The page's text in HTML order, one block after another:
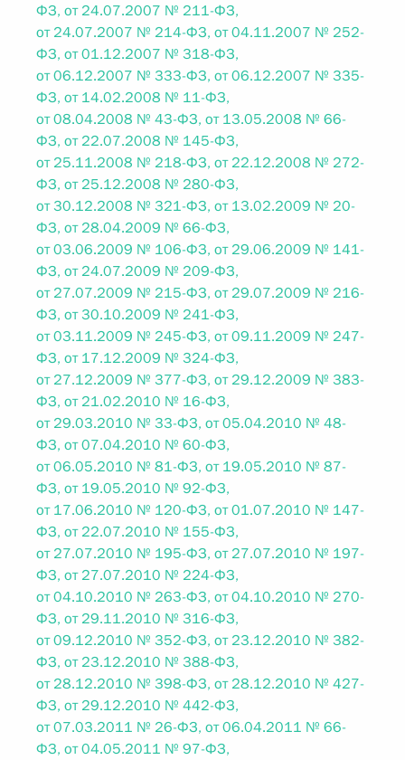
ФЗ, от 24.07.2007 № 211-ФЗ,
от 24.07.2007 № 214-ФЗ, от 04.11.2007 № 252-
ФЗ, от 01.12.2007 № 318-ФЗ,
от 06.12.2007 № 333-ФЗ, от 06.12.2007 № 335-
ФЗ, от 14.02.2008 № 11-ФЗ,
от 08.04.2008 № 43-ФЗ, от 13.05.2008 № 66-
ФЗ, от 22.07.2008 № 145-ФЗ,
от 25.11.2008 № 218-ФЗ, от 22.12.2008 № 272-
ФЗ, от 25.12.2008 № 280-ФЗ,
от 30.12.2008 № 321-ФЗ, от 13.02.2009 № 20-
ФЗ, от 28.04.2009 № 66-ФЗ,
от 03.06.2009 № 106-ФЗ, от 29.06.2009 № 141-
ФЗ, от 24.07.2009 № 209-ФЗ,
от 27.07.2009 № 215-ФЗ, от 29.07.2009 № 216-
ФЗ, от 30.10.2009 № 241-ФЗ,
от 03.11.2009 № 245-ФЗ, от 09.11.2009 № 247-
ФЗ, от 17.12.2009 № 324-ФЗ,
от 27.12.2009 № 377-ФЗ, от 29.12.2009 № 383-
ФЗ, от 21.02.2010 № 16-ФЗ,
от 29.03.2010 № 33-ФЗ, от 05.04.2010 № 48-
ФЗ, от 07.04.2010 № 60-ФЗ,
от 06.05.2010 № 81-ФЗ, от 19.05.2010 № 87-
ФЗ, от 19.05.2010 № 92-ФЗ,
от 17.06.2010 № 120-ФЗ, от 01.07.2010 № 147-
ФЗ, от 22.07.2010 № 155-ФЗ,
от 27.07.2010 № 195-ФЗ, от 27.07.2010 № 197-
ФЗ, от 27.07.2010 № 224-ФЗ,
от 04.10.2010 № 263-ФЗ, от 04.10.2010 № 270-
ФЗ, от 29.11.2010 № 316-ФЗ,
от 09.12.2010 № 352-ФЗ, от 23.12.2010 № 382-
ФЗ, от 23.12.2010 № 388-ФЗ,
от 28.12.2010 № 398-ФЗ, от 28.12.2010 № 427-
ФЗ, от 29.12.2010 № 442-ФЗ,
от 07.03.2011 № 26-ФЗ, от 06.04.2011 № 66-
ФЗ, от 04.05.2011 № 97-ФЗ,